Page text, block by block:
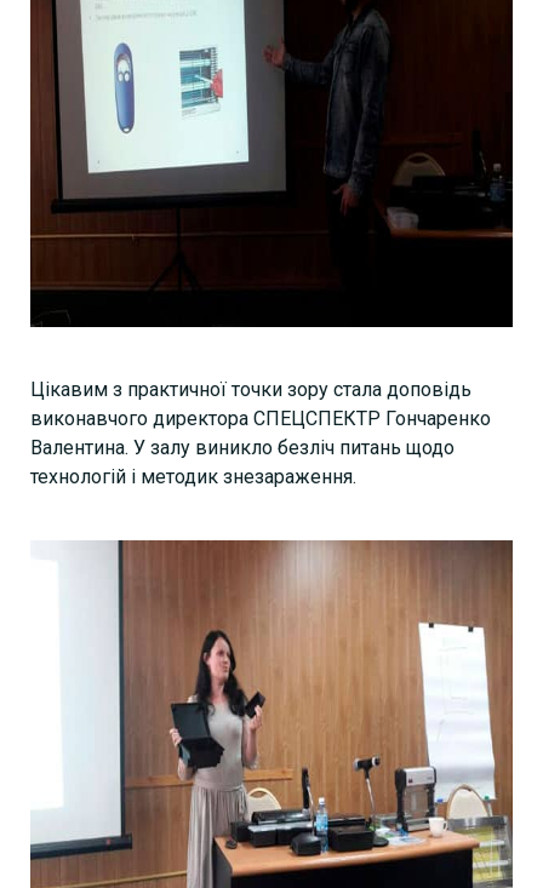
Цікавим з практичної точки зору стала доповідь
виконавчого директора СПЕЦСПЕКТР Гончаренко
Валентина. У залу виникло безліч питань щодо
технологій і методик знезараження.